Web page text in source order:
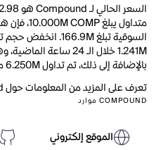
بالإضافة إلى ذلك، تم تداول 6.250M من COMP خلال اليوم الماضي.
تعرف على المزيد من المعلومات حول Compound هنا.
COMPOUND موارد
الموقع إلكتروني